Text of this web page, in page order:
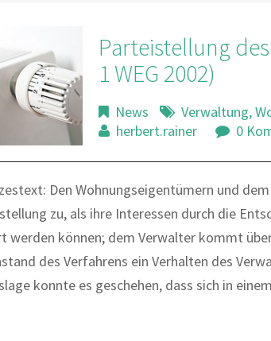
Parteistellung
1 WEG 2002)
News Verwaltung,
herbert.rainer
0
Den Wohnungseigentümern und
zu, als ihre Interessen durch die
werden können; dem Verwalter kommt
des Verfahrens ein Verhalten des
konnte es geschehen, dass sich in